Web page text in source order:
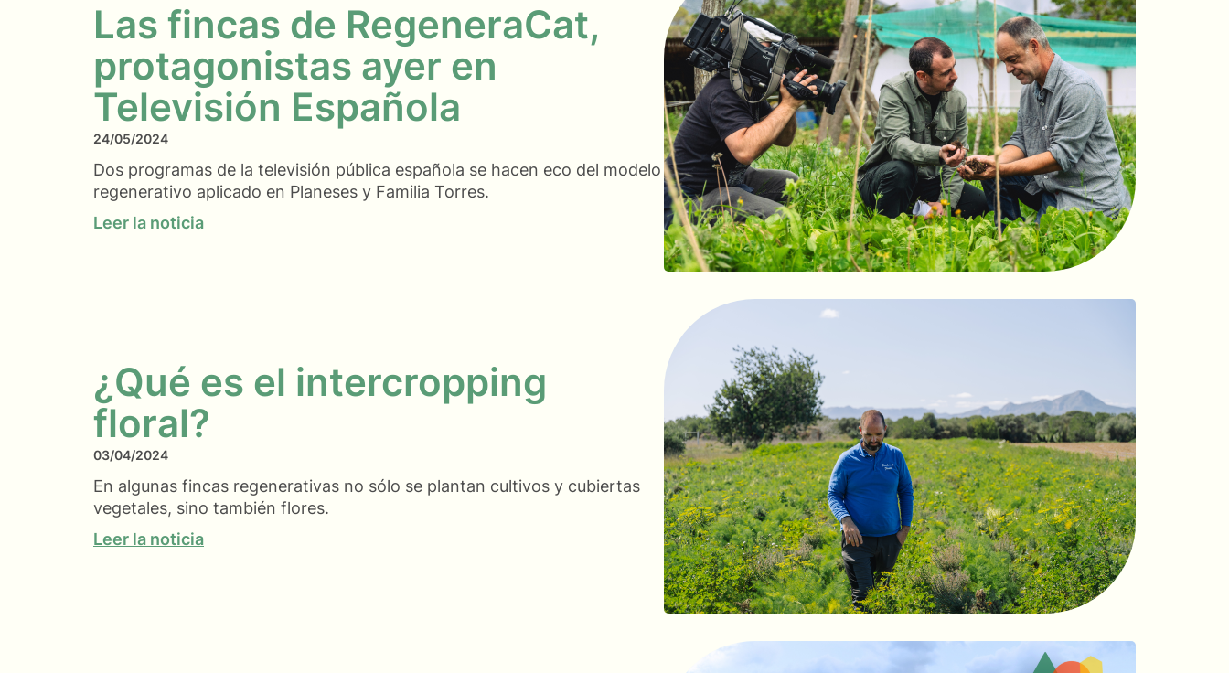
Las fincas de RegeneraCat,
protagonistas ayer en
Televisión Española
24/05/2024
Dos programas de la televisión pública española se hacen eco del modelo
regenerativo aplicado en Planeses y Familia Torres.
Leer la noticia
¿Qué es el intercropping
floral?
03/04/2024
En algunas fincas regenerativas no sólo se plantan cultivos y cubiertas
vegetales, sino también flores.
Leer la noticia